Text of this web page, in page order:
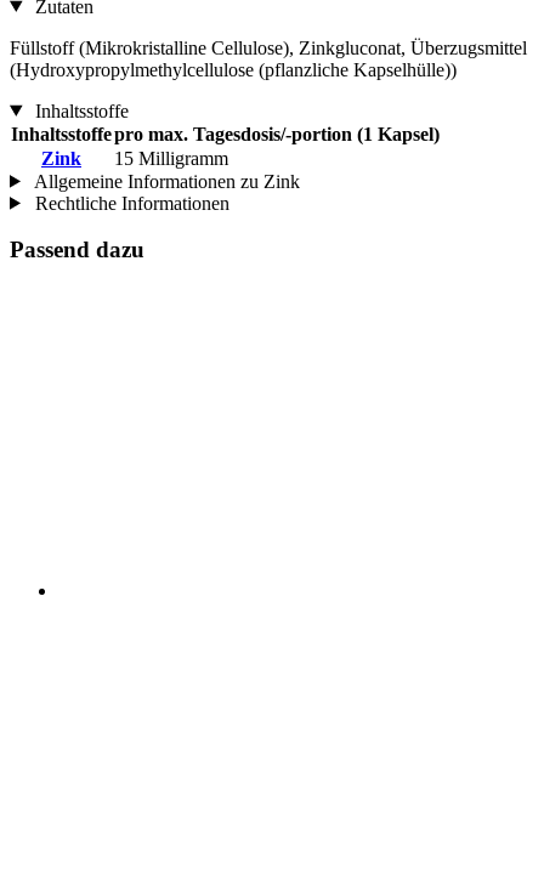
Zutaten
Füllstoff (Mikrokristalline Cellulose), Zinkgluconat, Überzugsmittel
(Hydroxypropylmethylcellulose (pflanzliche Kapselhülle))
Inhaltsstoffe
Inhaltsstoffepro max. Tagesdosis/-portion (1 Kapsel)
Zink
15 Milligramm
Allgemeine Informationen zu Zink
Rechtliche Informationen
Passend dazu